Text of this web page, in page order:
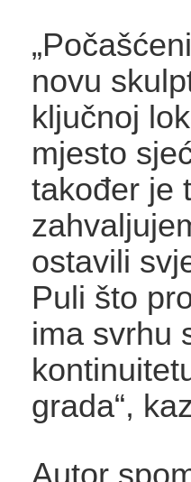
novu
ključnoj
mjesto
također je
ostavili
Puli što
ima svrhu
grada“,